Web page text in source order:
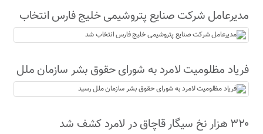
مدیرعامل شرکت صنایع پتروشیمی خلیج فارس انتخاب
شد
فریاد مظلومیت لامرد به شورای حقوق بشر سازمان ملل
رسید
۳۲۰ هزار نخ سیگار قاچاق در لامرد کشف شد